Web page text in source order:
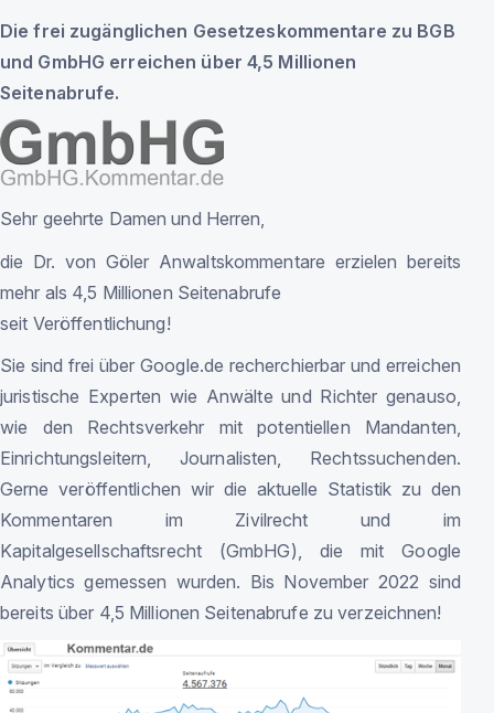
Die frei zugänglichen Gesetzeskommentare zu BGB
und GmbHG erreichen über 4,5 Millionen
Seitenabrufe.
Sehr geehrte Damen und Herren,
die Dr. von Göler Anwaltskommentare erzielen bereits
mehr als 4,5 Millionen Seitenabrufe
seit Veröffentlichung!
Sie sind frei über Google.de recherchierbar und erreichen
juristische Experten wie Anwälte und Richter genauso,
wie den Rechtsverkehr mit potentiellen Mandanten,
Einrichtungsleitern, Journalisten, Rechtssuchenden.
Gerne veröffentlichen wir die aktuelle Statistik zu den
Kommentaren im Zivilrecht und im
Kapitalgesellschaftsrecht (GmbHG), die mit Google
Analytics gemessen wurden. Bis November 2022 sind
bereits über 4,5 Millionen Seitenabrufe zu verzeichnen!